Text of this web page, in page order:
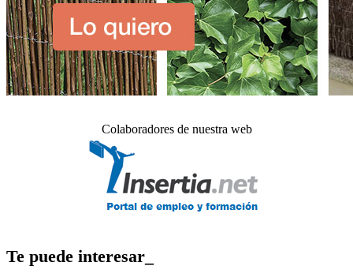
Colaboradores de nuestra web
Te puede interesar_